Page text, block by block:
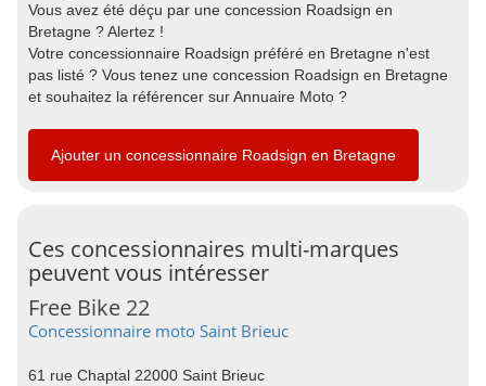
Vous avez été déçu par une concession Roadsign en
Bretagne ? Alertez !
Votre concessionnaire Roadsign préféré en Bretagne n'est
pas listé ? Vous tenez une concession Roadsign en Bretagne
et souhaitez la référencer sur Annuaire Moto ?
Ajouter un concessionnaire Roadsign en Bretagne
Ces concessionnaires multi-marques
peuvent vous intéresser
Free Bike 22
Concessionnaire moto Saint Brieuc
61 rue Chaptal 22000 Saint Brieuc